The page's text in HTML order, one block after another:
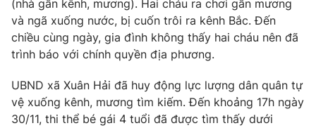
Sản phẩm
Thị trường
Lịch phát sóng
Chuyên mục khác
Emagazine Podcast
(nhà gần kênh, mương). Hai cháu ra chơi gần mương
và ngã xuống nước, bị cuốn trôi ra kênh Bắc. Đến
chiều cùng ngày, gia đình không thấy hai cháu nên đã
trình báo với chính quyền địa phương.
UBND xã Xuân Hải đã huy động lực lượng dân quân tự
vệ xuống kênh, mương tìm kiếm. Đến khoảng 17h ngày
30/11, thi thể bé gái 4 tuổi đã được tìm thấy dưới